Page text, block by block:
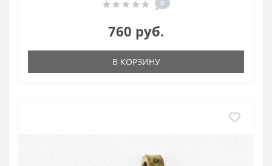
0
760 руб.
В КОРЗИНУ